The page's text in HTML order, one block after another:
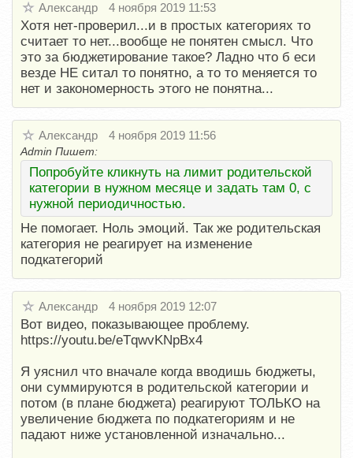
Александр 4 ноября 2019 11:53
Хотя нет-проверил...и в простых категориях то
считает то нет...вообще не понятен смысл. Что
это за бюджетирование такое? Ладно что б еси
везде НЕ ситал то понятно, а то то меняется то
нет и закономерность этого не понятна...
Александр 4 ноября 2019 11:56
Admin Пишет:
Попробуйте кликнуть на лимит родительской
категории в нужном месяце и задать там 0, с
нужной периодичностью.
Не помогает. Ноль эмоций. Так же родительская
категория не реагирует на изменение
подкатегорий
Александр 4 ноября 2019 12:07
Вот видео, показывающее проблему.
https://youtu.be/eTqwvKNpBx4
Я уяснил что вначале когда вводишь бюджеты,
они суммируются в родительской категории и
потом (в плане бюджета) реагируют ТОЛЬКО на
увеличение бюджета по подкатегориям и не
падают ниже установленной изначально...